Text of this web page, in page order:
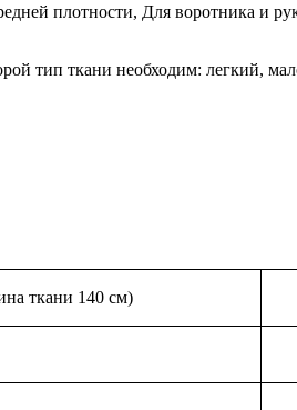
Для воротника и
тип ткани необходим: легкий,
ткани 140 см)